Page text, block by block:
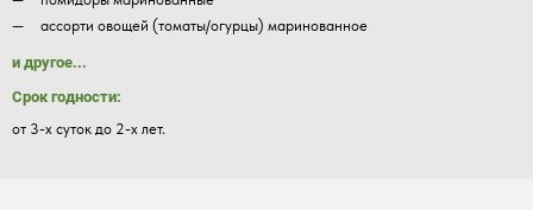
ассорти овощей (томаты/огурцы) маринованное
и другое...
Срок годности:
от 3-х суток до 2-х лет.